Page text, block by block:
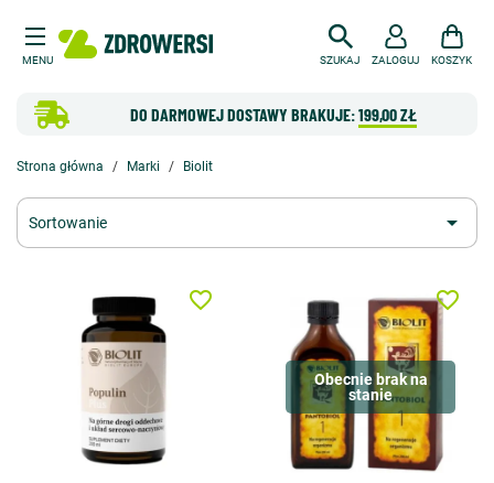
MENU SZUKAJ
DO DARMOWEJ DOSTAWY BRAKUJE:199,00 ZŁ
ZALOGUJ KOSZYK
Strona główna Marki Biolit
Sortowanie 
favorite_border
Obecnie brak na
stanie
favorite_border